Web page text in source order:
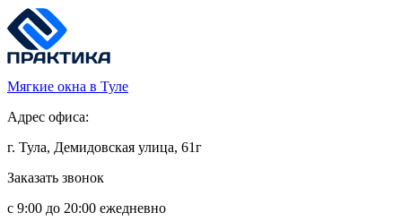
Мягкие окна в Туле
Адрес офиса:
г. Тула, Демидовская улица, 61г
Заказать звонок
c 9:00 до 20:00 ежедневно